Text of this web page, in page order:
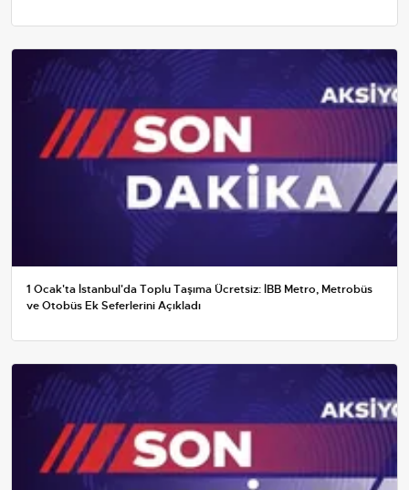
1 Ocak'ta İstanbul'da Toplu Taşıma Ücretsiz: İBB Metro, Metrobüs
ve Otobüs Ek Seferlerini Açıkladı